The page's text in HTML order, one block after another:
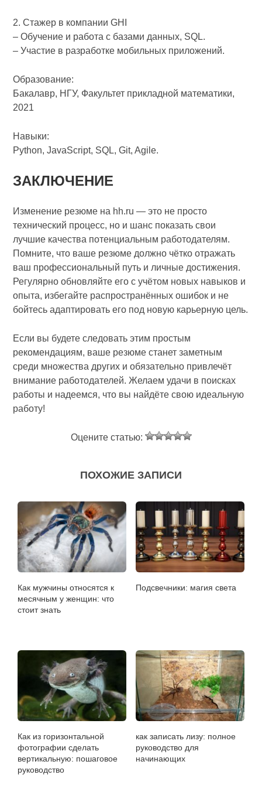
2. Стажер в компании GHI
– Обучение и работа с базами данных, SQL.
– Участие в разработке мобильных приложений.
Образование:
Бакалавр, НГУ, Факультет прикладной математики,
2021
Навыки:
Python, JavaScript, SQL, Git, Agile.
ЗАКЛЮЧЕНИЕ
Изменение резюме на hh.ru — это не просто
технический процесс, но и шанс показать свои
лучшие качества потенциальным работодателям.
Помните, что ваше резюме должно чётко отражать
ваш профессиональный путь и личные достижения.
Регулярно обновляйте его с учётом новых навыков и
опыта, избегайте распространённых ошибок и не
бойтесь адаптировать его под новую карьерную цель.
Если вы будете следовать этим простым
рекомендациям, ваше резюме станет заметным
среди множества других и обязательно привлечёт
внимание работодателей. Желаем удачи в поисках
работы и надеемся, что вы найдёте свою идеальную
работу!
Оцените статью:
ПОХОЖИЕ ЗАПИСИ
Как мужчины относятся к
месячным у женщин: что
стоит знать
Подсвечники: магия света
Как из горизонтальной
фотографии сделать
вертикальную: пошаговое
руководство
как записать лизу: полное
руководство для
начинающих